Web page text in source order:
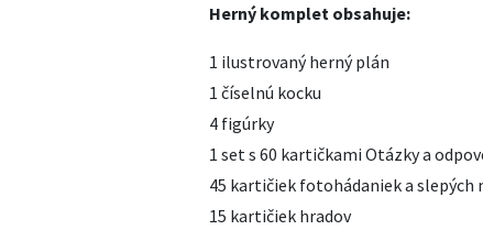
Herný komplet obsahuje:
1 ilustrovaný herný plán
1 číselnú kocku
4 figúrky
1 set s 60 kartičkami Otázky a
45 kartičiek fotohádaniek a slepých
15 kartičiek hradov